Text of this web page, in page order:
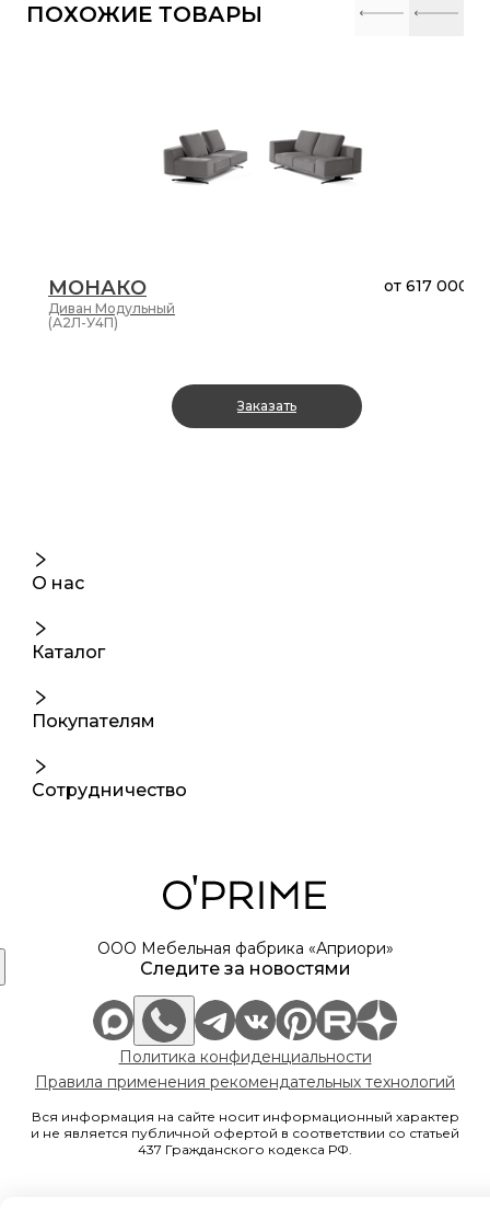
ПОХОЖИЕ ТОВАРЫ
МОНАКО
Диван Модульный
от 617 000 ₽
(А2Л-У4П)
Заказать
О нас
Каталог
Покупателям
Сотрудничество
ООО Мебельная фабрика «Априори»
Следите за новостями
Политика конфиденциальности
Правила применения рекомендательных технологий
Вся информация на сайте носит информационный характер
и не является публичной офертой в соответствии со статьей
437 Гражданского кодекса РФ.